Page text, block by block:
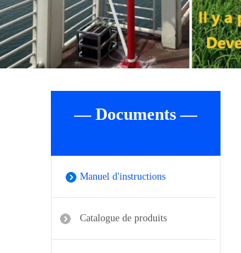
— Documents —
Manuel d'instructions
Catalogue de produits